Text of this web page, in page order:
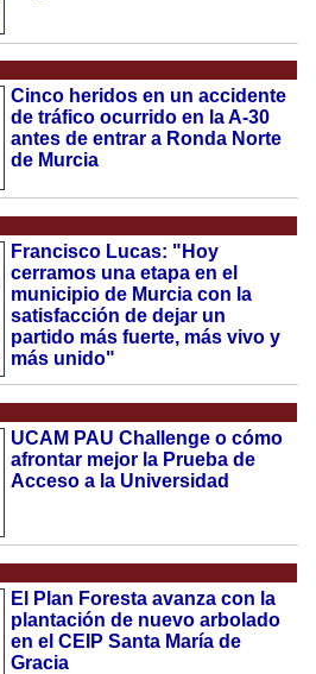
Cinco heridos en un accidente
de tráfico ocurrido en la A-30
antes de entrar a Ronda Norte
de Murcia
Francisco Lucas: "Hoy
cerramos una etapa en el
municipio de Murcia con la
satisfacción de dejar un
partido más fuerte, más vivo y
más unido"
UCAM PAU Challenge o cómo
afrontar mejor la Prueba de
Acceso a la Universidad
El Plan Foresta avanza con la
plantación de nuevo arbolado
en el CEIP Santa María de
Gracia